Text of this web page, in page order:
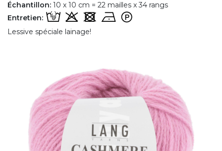
Échantillon: 10 x 10 cm = 22 mailles x 34 rangs
Entretien:
Lessive spéciale lainage!